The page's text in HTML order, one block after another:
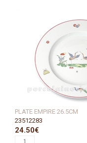
PLATE EMPIRE 26.5CM
23512283
24.50€